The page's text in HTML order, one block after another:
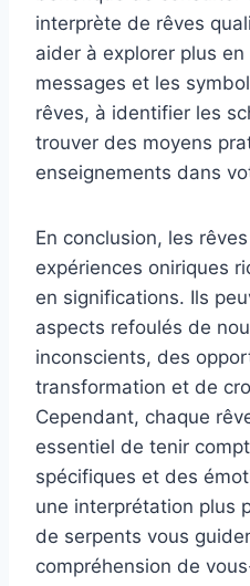
interprète de rêves
aider à explorer plus
messages et les
rêves, à identifier les
trouver des moyens
enseignements dans
En conclusion, les
expériences oniriques
en significations. Ils
aspects refoulés de
inconscients, des
transformation et de
Cependant, chaque
essentiel de tenir
spécifiques et des
une interprétation plus
de serpents vous
compréhension de